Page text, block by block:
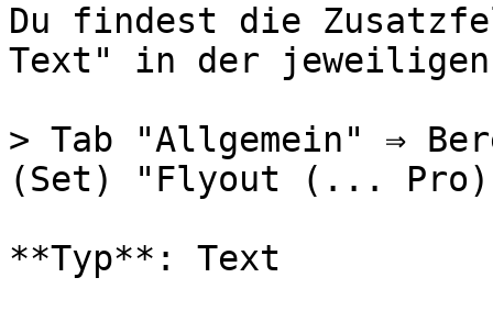
Du findest die
Text" in der
> Tab "Allgemein" ⇒
(Set) "Flyout (...
**Typ**: Text